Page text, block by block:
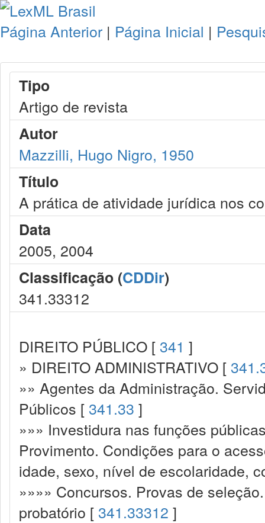
Página Anterior | Página Inicial |
Tipo
Artigo de revista
Autor
Mazzilli, Hugo Nigro, 1950
Título
A prática de atividade jurídica nos
Data
2005, 2004
Classificação (CDDir)
341.33312
DIREITO PÚBLICO [ 341 ]
» DIREITO ADMINISTRATIVO [
»» Agentes da Administração.
Públicos [ 341.33 ]
»»» Investidura nas funções
Provimento. Condições para o
idade, sexo, nível de escolaridade,
»»»» Concursos. Provas de
probatório [ 341.33312 ]